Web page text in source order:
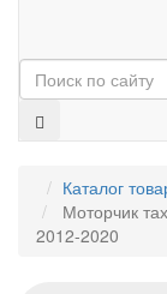
Каталог
Моторчик
2012-2020